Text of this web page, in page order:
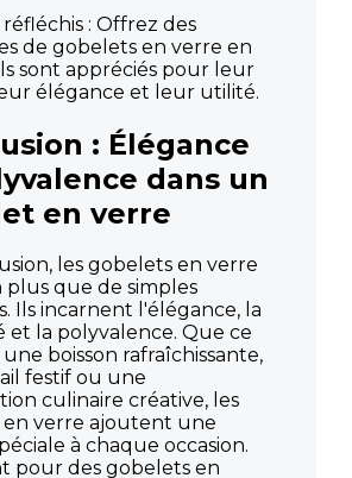
: Offrez des
de gobelets en verre en
sont appréciés pour leur
élégance et leur utilité.
: Élégance
dans un
en verre
les gobelets en verre
plus que de simples
Ils incarnent l'élégance, la
et la polyvalence. Que ce
boisson rafraîchissante,
festif ou une
culinaire créative, les
verre ajoutent une
à chaque occasion.
pour des gobelets en